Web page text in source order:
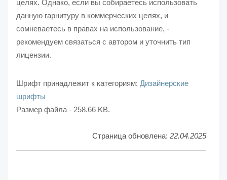
целях. Однако, если вы собираетесь использовать
данную гарнитуру в коммерческих целях, и
сомневаетесь в правах на использование, -
рекомендуем связаться с автором и уточнить тип
лицензии.
Шрифт принадлежит к категориям: Дизайнерские
шрифты
Размер файла - 258.66 KB.
Страница обновлена: 22.04.2025